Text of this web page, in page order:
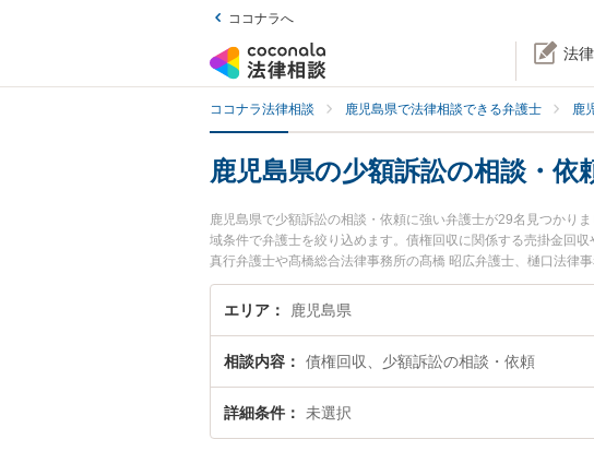
ココナラへ
法
ココナラ法律相談 鹿児島県で法律相談できる弁護士 鹿
鹿児島県の少額訴訟の相談・依
鹿児島県で少額訴訟の相談・依頼に強い弁護士が29名見つかり
域条件で弁護士を絞り込めます。債権回収に関係する売掛金回
真行弁護士や髙橋総合法律事務所の髙橋 昭広弁護士、樋口法律
間に発生した少額訴訟の相談・依頼のトラブルを今すぐに弁護
で少額訴訟の相談・依頼を法律相談できる鹿児島県内の弁護士
エリア 鹿児島県
相談内容 債権回収、少額訴訟の相談・依頼
詳細条件 未選択